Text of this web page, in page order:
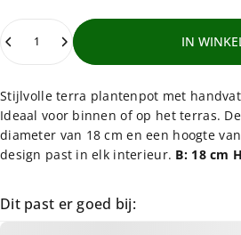
Hoeveelheid
IN
Stijlvolle terra plantenpot met
Ideaal voor binnen of op het terras.
diameter van 18 cm en een hoogte
design past in elk interieur. B: 18 cm
Dit past er goed bij: